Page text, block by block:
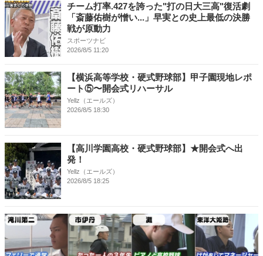
チーム打率.427を誇った"打の日大三高"復活劇
「斎藤佑樹が憎い...」早実との史上最低の決勝
戦が原動力
スポーツナビ
2026/8/5 11:20
【横浜高等学校・硬式野球部】甲子園現地レポ
ート⑤〜開会式リハーサル
Yellz（エールズ）
2026/8/5 18:30
【高川学園高校・硬式野球部】★開会式へ出
発！
Yellz（エールズ）
2026/8/5 18:25